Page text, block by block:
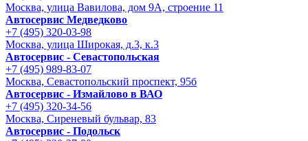
Москва, улица Вавилова, дом 9A, строение 11
Автосервис Медведково
+7 (495) 320-03-98
Москва, улица Широкая, д.3, к.3
Автосервис - Cевастопольская
+7 (495) 989-83-07
Москва, Севастопольский проспект, 95б
Автосервис - Измайлово в ВАО
+7 (495) 320-34-56
Москва, Сиреневый бульвар, 83
Автосервис - Подольск